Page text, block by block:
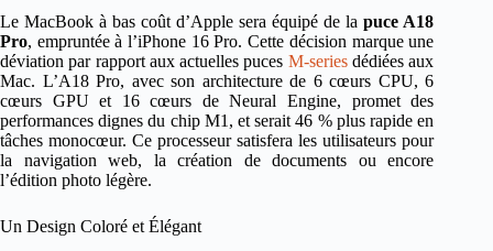
Le MacBook à bas coût d’Apple sera équipé de lapuce A18
Pro, empruntée à l’iPhone 16 Pro. Cette décision marque une
déviation par rapport aux actuelles puces M-seriesdédiées aux
Mac. L’A18 Pro, avec son architecture de 6 cœurs CPU, 6
cœurs GPU et 16 cœurs de Neural Engine, promet des
performances dignes du chip M1, et serait 46 % plus rapide en
tâches monocœur. Ce processeur satisfera les utilisateurs pour
la navigation web, la création de documents ou encore
l’édition photo légère.
Un Design Coloré et Élégant